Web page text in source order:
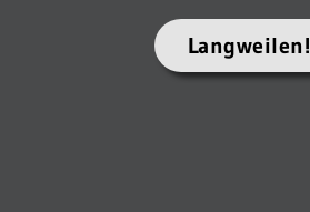
Langweilen!